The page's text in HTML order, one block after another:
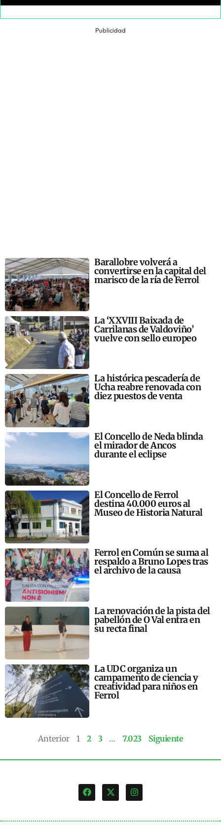
Publicidad
Barallobre volverá a
convertirse en la capital del
marisco de la ría de Ferrol
La ‘XXVIII Baixada de
Carrilanas de Valdoviño’
vuelve con sello europeo
La histórica pescadería de
Ucha reabre renovada con
diez puestos de venta
El Concello de Neda blinda
el mirador de Ancos
durante el eclipse
El Concello de Ferrol
destina 40.000 euros al
Museo de Historia Natural
Ferrol en Común se suma al
respaldo a Bruno Lopes tras
el archivo de la causa
La renovación de la pista del
pabellón de O Val entra en
su recta final
La UDC organiza un
campamento de ciencia y
creatividad para niños en
Ferrol
Anterior 1 2 3 … 7.023 Siguiente